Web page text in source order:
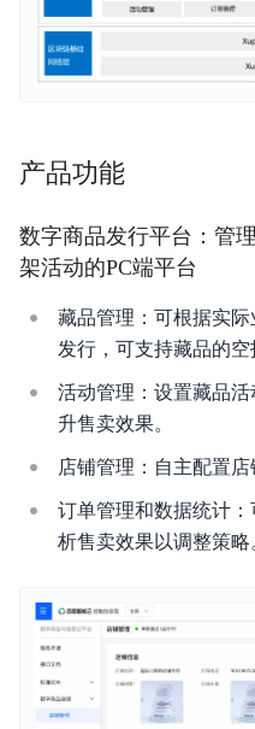
数字藏品店铺服务产品描述
产品定价
API参考
常见问题
产品功能
数字商品发⾏平台：管
架活动的PC端平台
藏品管理：可根据实际
发⾏，可⽀持藏品的空
活动管理：设置藏品
升售卖效果。
店铺管理：⾃主配置店
订单管理和数据统计
析售卖效果以调整策略